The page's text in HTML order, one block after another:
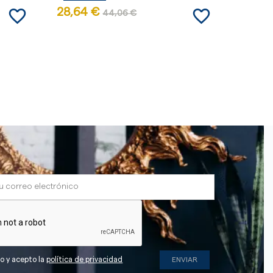
favorite_border 28,64 € 44,06 € favorite_border
y acepto lapolítica de privacidad